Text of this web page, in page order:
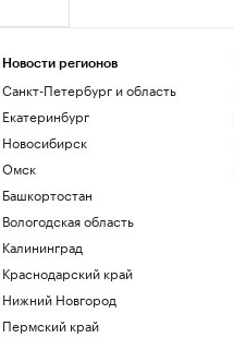
Новости регионов
Санкт-Петербург и область
Екатеринбург
Новосибирск
Омск
Башкортостан
Вологодская область
Калининград
Краснодарский край
Нижний Новгород
Пермский край